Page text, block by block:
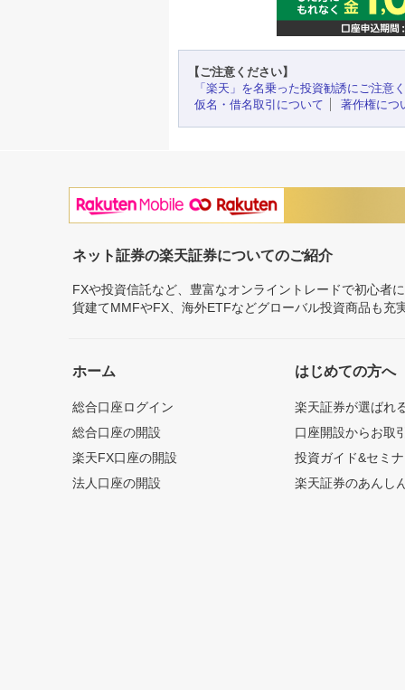
【ご注意ください】
「楽天」を名乗った投資勧誘にご注意
仮名・借名取引について
著作権につ
ネット証券の楽天証券についてのご紹介
FXや投資信託など、豊富なオンライントレードで初心者
貨建てMMFやFX、海外ETFなどグローバル投資商品も充
ホーム
総合口座ログイン
総合口座の開設
楽天FX口座の開設
法人口座の開設
はじめての方へ
楽天証券が選ばれ
口座開設からお取
投資ガイド&セミ
楽天証券のあんし